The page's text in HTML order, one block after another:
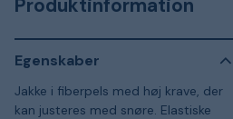
Egenskaber
Jakke i fiberpels med høj krave, der
kan justeres med snøre. Elastiske